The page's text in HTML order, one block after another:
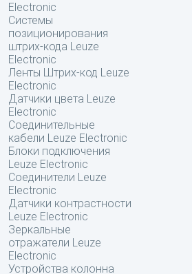
Electronic
Системы
позиционирования
штрих-кода Leuze
Electronic
Ленты Штрих-код Leuze
Electronic
Датчики цвета Leuze
Electronic
Соединительные
кабели Leuze Electronic
Блоки подключения
Leuze Electronic
Соединители Leuze
Electronic
Датчики контрастности
Leuze Electronic
Зеркальные
отражатели Leuze
Electronic
Устройства колонна